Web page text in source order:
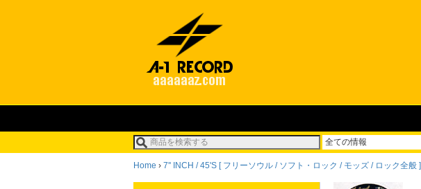
Home › 7'' INCH / 45'S [ フリーソウル / ソフト・ロック / モッズ / ロック全般 ]